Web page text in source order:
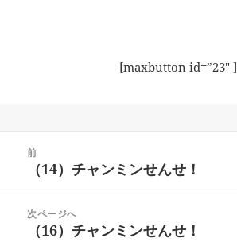
[maxbutton id=”23″ ]
前
前
投
稿:
（14）チャンミンせんせ！
次ページへ
次（16）チャンミンせんせ！